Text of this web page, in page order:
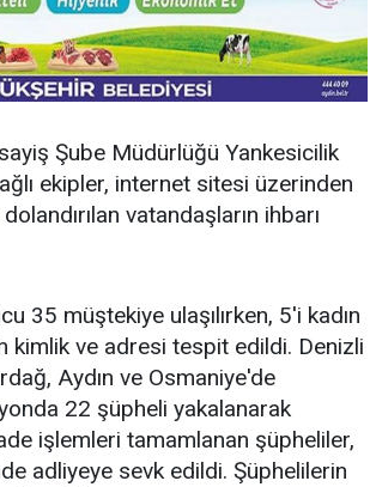
Şube Müdürlüğü Yankesicilik
ekipler, internet sitesi üzerinden
vatandaşların ihbarı
35 müştekiye ulaşılırken, 5'i kadın
kimlik ve adresi tespit edildi. Denizli
Aydın ve Osmaniye'de
22 şüpheli yakalanarak
işlemleri tamamlanan şüpheliler,
adliyeye sevk edildi. Şüphelilerin